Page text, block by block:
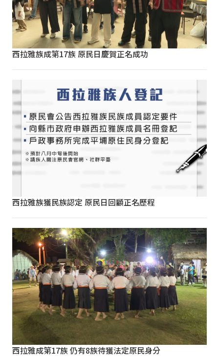
西拉雅族成第17族 原民日慶賀正名成功
西拉雅族獲民族認定 原民日回顧正名歷程
西拉雅成第17族 仍有8族待獲法定原民身分